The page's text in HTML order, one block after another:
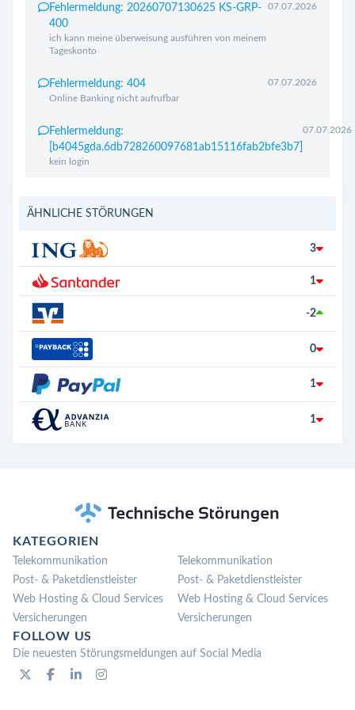
Fehlermeldung: 20260707130625 KS-GRP-
400
ich kann meine überweisung ausführen von meinem
Tageskonto
07.07.2026
Fehlermeldung: 404
Online Banking nicht aufrufbar
07.07.2026
Fehlermeldung:
[b4045gda.6db728260097681ab15116fab2bfe3b7]
kein login
07.07.2026
ÄHNLICHE STÖRUNGEN
3
1
-2
0
1
1
KATEGORIEN
Telekommunikation
Post- & Paketdienstleister
Web Hosting & Cloud Services
Versicherungen
Telekommunikation
Post- & Paketdienstleister
Web Hosting & Cloud Services
Versicherungen
FOLLOW US
Die neuesten Störungsmeldungen auf Social Media